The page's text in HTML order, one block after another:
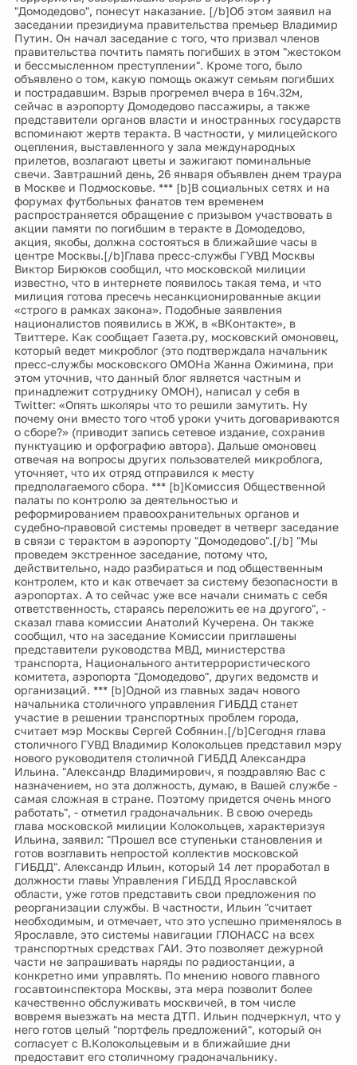
"Домодедово", понесут наказание. [/b]Об этом заявил на
заседании президиума правительства премьер Владимир
Путин. Он начал заседание с того, что призвал членов
правительства почтить память погибших в этом "жестоком
и бессмысленном преступлении". Кроме того, было
объявлено о том, какую помощь окажут семьям погибших
и пострадавшим. Взрыв прогремел вчера в 16ч.32м,
сейчас в аэропорту Домодедово пассажиры, а также
представители органов власти и иностранных государств
вспоминают жертв теракта. В частности, у милицейского
оцепления, выставленного у зала международных
прилетов, возлагают цветы и зажигают поминальные
свечи. Завтрашний день, 26 января объявлен днем траура
в Москве и Подмосковье. *** [b]В социальных сетях и на
форумах футбольных фанатов тем временем
распространяется обращение с призывом участвовать в
акции памяти по погибшим в теракте в Домодедово,
акция, якобы, должна состояться в ближайшие часы в
центре Москвы.[/b]Глава пресс-службы ГУВД Москвы
Виктор Бирюков сообщил, что московской милиции
известно, что в интернете появилось такая тема, и что
милиция готова пресечь несанкционированные акции
«строго в рамках закона». Подобные заявления
националистов появились в ЖЖ, в «ВКонтакте», в
Твиттере. Как сообщает Газета.ру, московский омоновец,
который ведет микроблог (это подтверждала начальник
пресс-службы московского ОМОНа Жанна Ожимина, при
этом уточнив, что данный блог является частным и
принадлежит сотруднику ОМОН), написал у себя в
Twitter: «Опять школяры что то решили замутить. Ну
почему они вместо того чтоб уроки учить договариваются
о сборе?» (приводит запись сетевое издание, сохранив
пунктуацию и орфографию автора). Дальше омоновец
отвечая на вопросы других пользователей микроблога,
уточняет, что их отряд отправился к месту
предполагаемого сбора. *** [b]Комиссия Общественной
палаты по контролю за деятельностью и
реформированием правоохранительных органов и
судебно-правовой системы проведет в четверг заседание
в связи с терактом в аэропорту "Домодедово".[/b] "Мы
проведем экстренное заседание, потому что,
действительно, надо разбираться и под общественным
контролем, кто и как отвечает за систему безопасности в
аэропортах. А то сейчас уже все начали снимать с себя
ответственность, стараясь переложить ее на другого", -
сказал глава комиссии Анатолий Кучерена. Он также
сообщил, что на заседание Комиссии приглашены
представители руководства МВД, министерства
транспорта, Национального антитеррористического
комитета, аэропорта "Домодедово", других ведомств и
организаций. *** [b]Одной из главных задач нового
начальника столичного управления ГИБДД станет
участие в решении транспортных проблем города,
считает мэр Москвы Сергей Собянин.[/b]Сегодня глава
столичного ГУВД Владимир Колокольцев представил мэру
нового руководителя столичной ГИБДД Александра
Ильина. "Александр Владимирович, я поздравляю Вас с
назначением, но эта должность, думаю, в Вашей службе -
самая сложная в стране. Поэтому придется очень много
работать", - отметил градоначальник. В свою очередь
глава московской милиции Колокольцев, характеризуя
Ильина, заявил: "Прошел все ступеньки становления и
готов возглавить непростой коллектив московской
ГИБДД". Александр Ильин, который 14 лет проработал в
должности главы Управления ГИБДД Ярославской
области, уже готов представить свои предложения по
реорганизации службы. В частности, Ильин "считает
необходимым, и отмечает, что это успешно применялось в
Ярославле, это системы навигации ГЛОНАСС на всех
транспортных средствах ГАИ. Это позволяет дежурной
части не запрашивать наряды по радиостанции, а
конкретно ими управлять. По мнению нового главного
госавтоинспектора Москвы, эта мера позволит более
качественно обслуживать москвичей, в том числе
вовремя выезжать на места ДТП. Ильин подчеркнул, что у
него готов целый "портфель предложений", который он
согласует с В.Колокольцевым и в ближайшие дни
предоставит его столичному градоначальнику.